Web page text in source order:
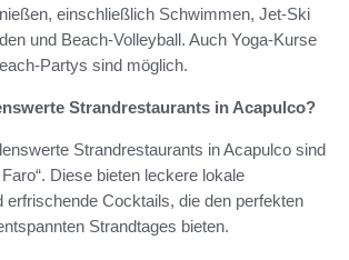
einschließlich Schwimmen, Jet-Ski
und Beach-Volleyball. Auch Yoga-Kurse
Partys sind möglich.
Strandrestaurants in Acapulco?
Strandrestaurants in Acapulco sind
Faro“. Diese bieten leckere lokale
erfrischende Cocktails, die den perfekten
Strandtages bieten.